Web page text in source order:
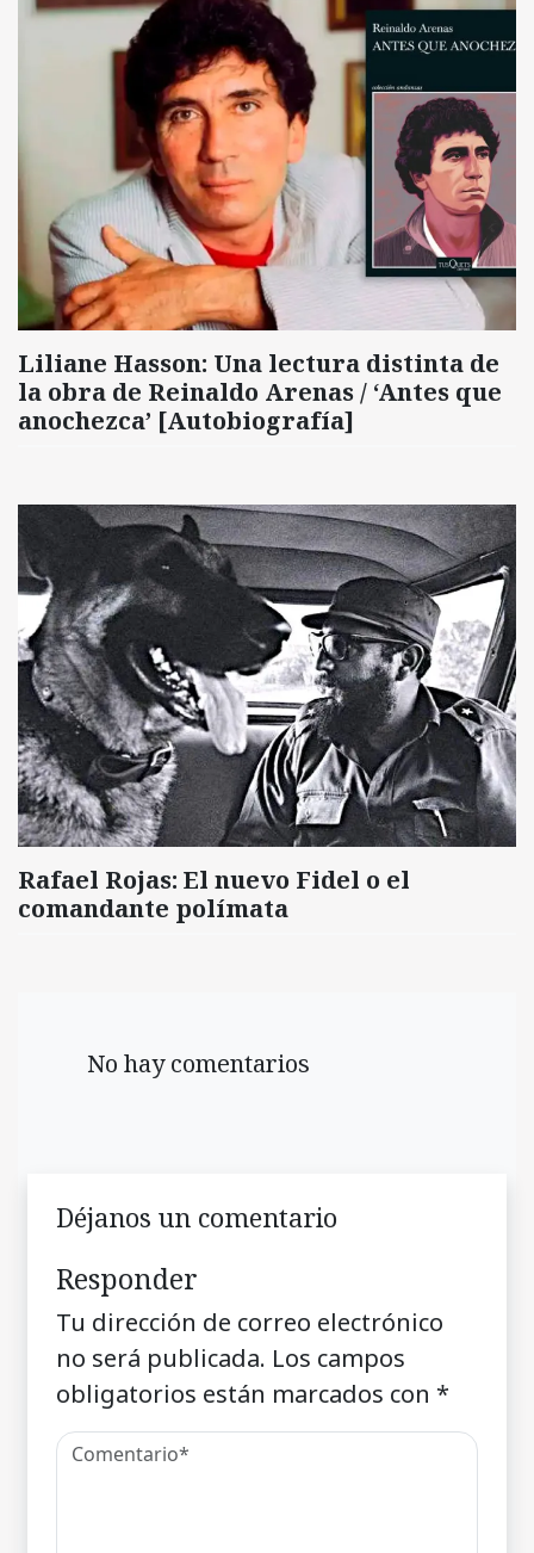
Liliane Hasson: Una lectura distinta de
la obra de Reinaldo Arenas / ‘Antes que
anochezca’ [Autobiografía]
Rafael Rojas: El nuevo Fidel o el
comandante polímata
No hay comentarios
Déjanos un comentario
Responder
Tu dirección de correo electrónico
no será publicada. Los campos
obligatorios están marcados con *